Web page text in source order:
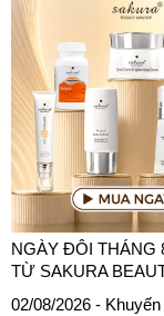
NGÀY ĐÔI THÁNG
TỪ SAKURA
02/08/2026 -